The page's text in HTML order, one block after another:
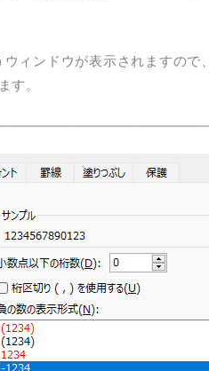
ィンドウが表示されますので、
す。